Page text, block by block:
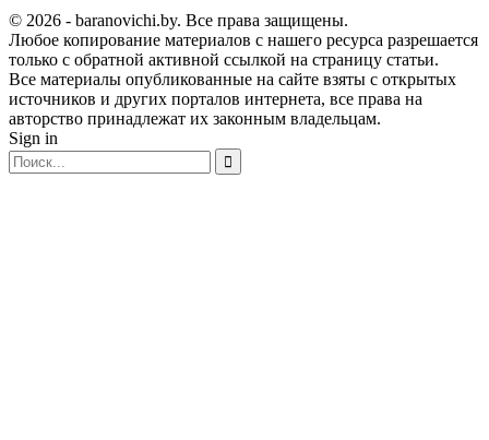
© 2026 - baranovichi.by. Все права защищены.
Любое копирование материалов с нашего ресурса разрешается
только с обратной активной ссылкой на страницу статьи.
Все материалы опубликованные на сайте взяты с открытых
источников и других порталов интернета, все права на
авторство принадлежат их законным владельцам.
Sign in